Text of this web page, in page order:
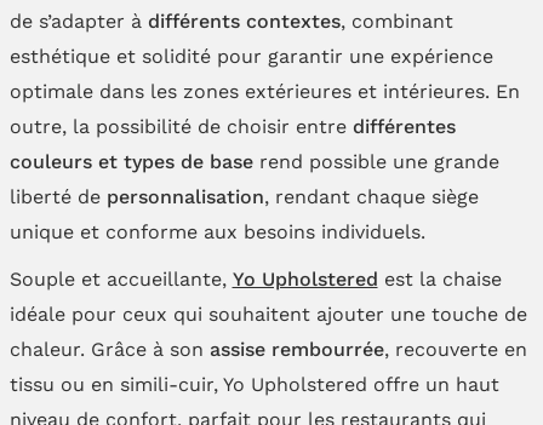
de s’adapter à différents contextes, combinant
esthétique et solidité pour garantir une expérience
optimale dans les zones extérieures et intérieures. En
outre, la possibilité de choisir entre différentes
couleurs et types de base rend possible une grande
liberté de personnalisation, rendant chaque siège
unique et conforme aux besoins individuels.
Souple et accueillante, Yo Upholstered est la chaise
idéale pour ceux qui souhaitent ajouter une touche de
chaleur. Grâce à son assise rembourrée, recouverte en
tissu ou en simili-cuir, Yo Upholstered offre un haut
niveau de confort, parfait pour les restaurants qui